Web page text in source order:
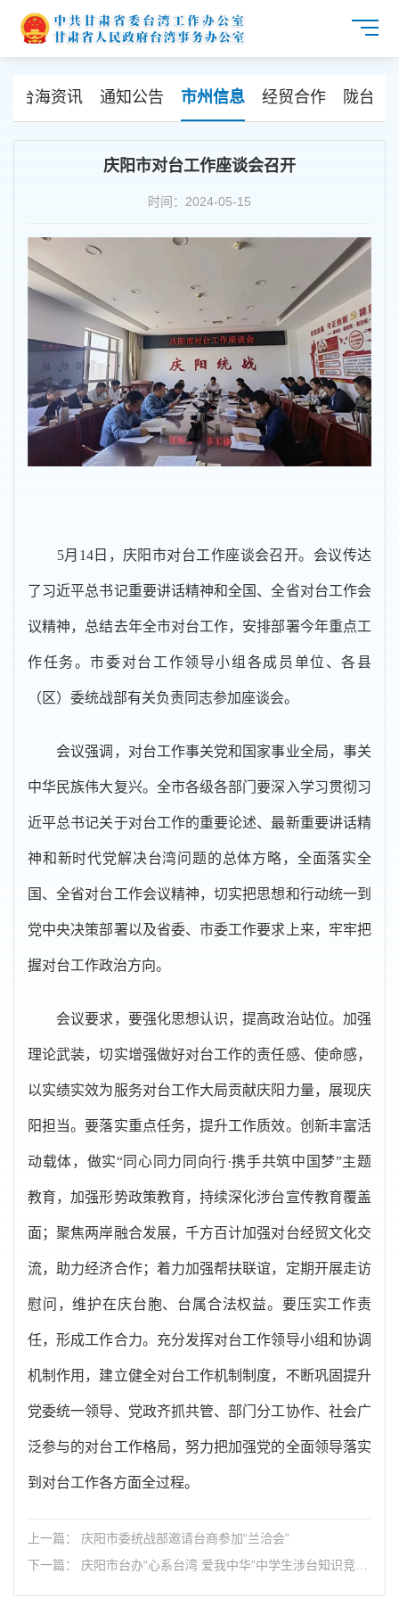
台海资讯 通知公告 市州信息 经贸合作 陇台交
庆阳市对台工作座谈会召开
时间：2024-05-15
5月14日，庆阳市对台工作座谈会召开。会议传达
了习近平总书记重要讲话精神和全国、全省对台工作会
议精神，总结去年全市对台工作，安排部署今年重点工
作任务。市委对台工作领导小组各成员单位、各县
（区）委统战部有关负责同志参加座谈会。
会议强调，对台工作事关党和国家事业全局，事关
中华民族伟大复兴。全市各级各部门要深入学习贯彻习
近平总书记关于对台工作的重要论述、最新重要讲话精
神和新时代党解决台湾问题的总体方略，全面落实全
国、全省对台工作会议精神，切实把思想和行动统一到
党中央决策部署以及省委、市委工作要求上来，牢牢把
握对台工作政治方向。
会议要求，要强化思想认识，提高政治站位。加强
理论武装，切实增强做好对台工作的责任感、使命感，
以实绩实效为服务对台工作大局贡献庆阳力量，展现庆
阳担当。要落实重点任务，提升工作质效。创新丰富活
动载体，做实“同心同力同向行·携手共筑中国梦”主题
教育，加强形势政策教育，持续深化涉台宣传教育覆盖
面；聚焦两岸融合发展，千方百计加强对台经贸文化交
流，助力经济合作；着力加强帮扶联谊，定期开展走访
慰问，维护在庆台胞、台属合法权益。要压实工作责
任，形成工作合力。充分发挥对台工作领导小组和协调
机制作用，建立健全对台工作机制制度，不断巩固提升
党委统一领导、党政齐抓共管、部门分工协作、社会广
泛参与的对台工作格局，努力把加强党的全面领导落实
到对台工作各方面全过程。
上一篇： 庆阳市委统战部邀请台商参加“兰洽会”
下一篇： 庆阳市台办“心系台湾 爱我中华”中学生涉台知识竞赛